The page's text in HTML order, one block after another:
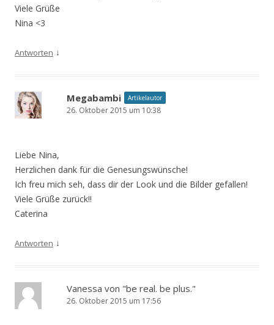
Viele Grüße
Nina <3
Antworten ↓
Megabambi Artikelautor
26. Oktober 2015 um 10:38
Liebe Nina,
Herzlichen dank für die Genesungswünsche!
Ich freu mich seh, dass dir der Look und die Bilder gefallen!
Viele Grüße zurück!!
Caterina
Antworten ↓
Vanessa von "be real. be plus."
26. Oktober 2015 um 17:56